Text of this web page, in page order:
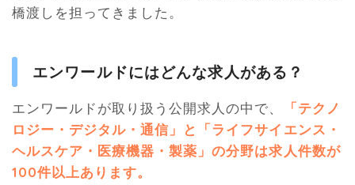
橋渡しを担ってきました。
エンワールドにはどんな求人がある？
エンワールドが取り扱う公開求人の中で、
「テクノ
ロジー・デジタル・通信」と「ライフサイエンス・
ヘルスケア・医療機器・製薬」の分野は求人件数が
100件以上あります。